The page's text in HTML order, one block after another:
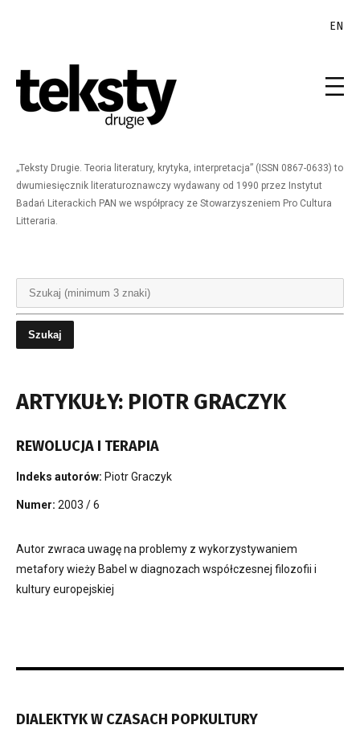
EN
„Teksty Drugie. Teoria literatury, krytyka, interpretacja” (ISSN 0867-0633) to
dwumiesięcznik literaturoznawczy wydawany od 1990 przez Instytut
Badań Literackich PAN we współpracy ze Stowarzyszeniem Pro Cultura
Litteraria.
ARTYKUŁY: PIOTR GRACZYK
REWOLUCJA I TERAPIA
Indeks autorów: Piotr Graczyk
Numer: 2003 / 6
Autor zwraca uwagę na problemy z wykorzystywaniem
metafory wieży Babel w diagnozach współczesnej filozofii i
kultury europejskiej
DIALEKTYK W CZASACH POPKULTURY